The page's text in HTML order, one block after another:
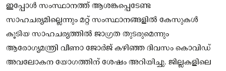
ഇപ്പോള്‍ സംസ്ഥാനത്ത് ആശങ്കപ്പെടേണ്ട
സാഹചര്യമില്ലെന്നും മറ്റ് സംസ്ഥാനങ്ങളില്‍ കേസുകള്‍
കൂടിയ സാഹചര്യത്തില്‍ ജാഗ്രത തുടരുമെന്നും
ആരോഗ്യമന്ത്രി വീണാ ജോര്‍ജ് കഴിഞ്ഞ ദിവസം കൊവിഡ്
അവലോകന യോഗത്തിന് ശേഷം അറിയിച്ചു. ജില്ലകളിലെ